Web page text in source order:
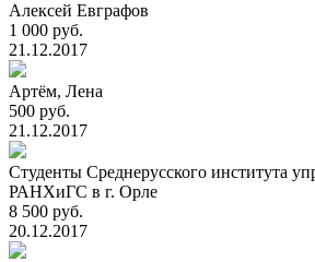
Алексей Евграфов
1 000 руб.
21.12.2017
Артём, Лена
500 руб.
21.12.2017
Студенты Среднерусского института
РАНХиГС в г. Орле
8 500 руб.
20.12.2017